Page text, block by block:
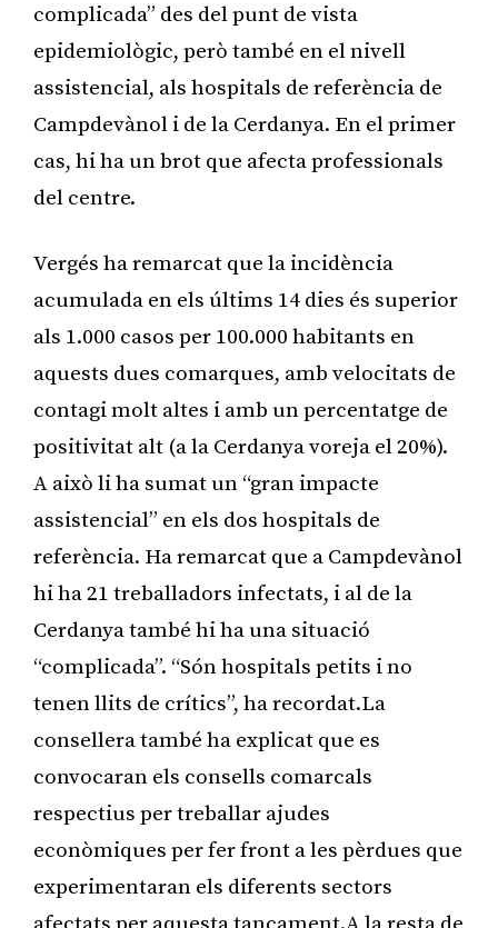
complicada” des del punt de vista
epidemiològic, però també en el nivell
assistencial, als hospitals de referència de
Campdevànol i de la Cerdanya. En el primer
cas, hi ha un brot que afecta professionals
del centre.
Vergés ha remarcat que la incidència
acumulada en els últims 14 dies és superior
als 1.000 casos per 100.000 habitants en
aquests dues comarques, amb velocitats de
contagi molt altes i amb un percentatge de
positivitat alt (a la Cerdanya voreja el 20%).
A això li ha sumat un “gran impacte
assistencial” en els dos hospitals de
referència. Ha remarcat que a Campdevànol
hi ha 21 treballadors infectats, i al de la
Cerdanya també hi ha una situació
“complicada”. “Són hospitals petits i no
tenen llits de crítics”, ha recordat.La
consellera també ha explicat que es
convocaran els consells comarcals
respectius per treballar ajudes
econòmiques per fer front a les pèrdues que
experimentaran els diferents sectors